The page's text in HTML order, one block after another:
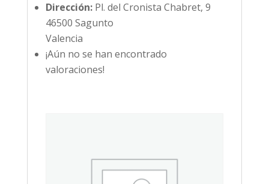
Dirección: Pl. del Cronista Chabret, 9
46500 Sagunto
Valencia
¡Aún no se han encontrado
valoraciones!